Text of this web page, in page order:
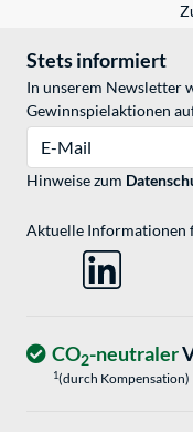
Stets informiert
In unserem Newsletter
Gewinnspielaktionen
Hinweise zum
Aktuelle Informationen
CO2-neutraler
1(durch Kompensation)